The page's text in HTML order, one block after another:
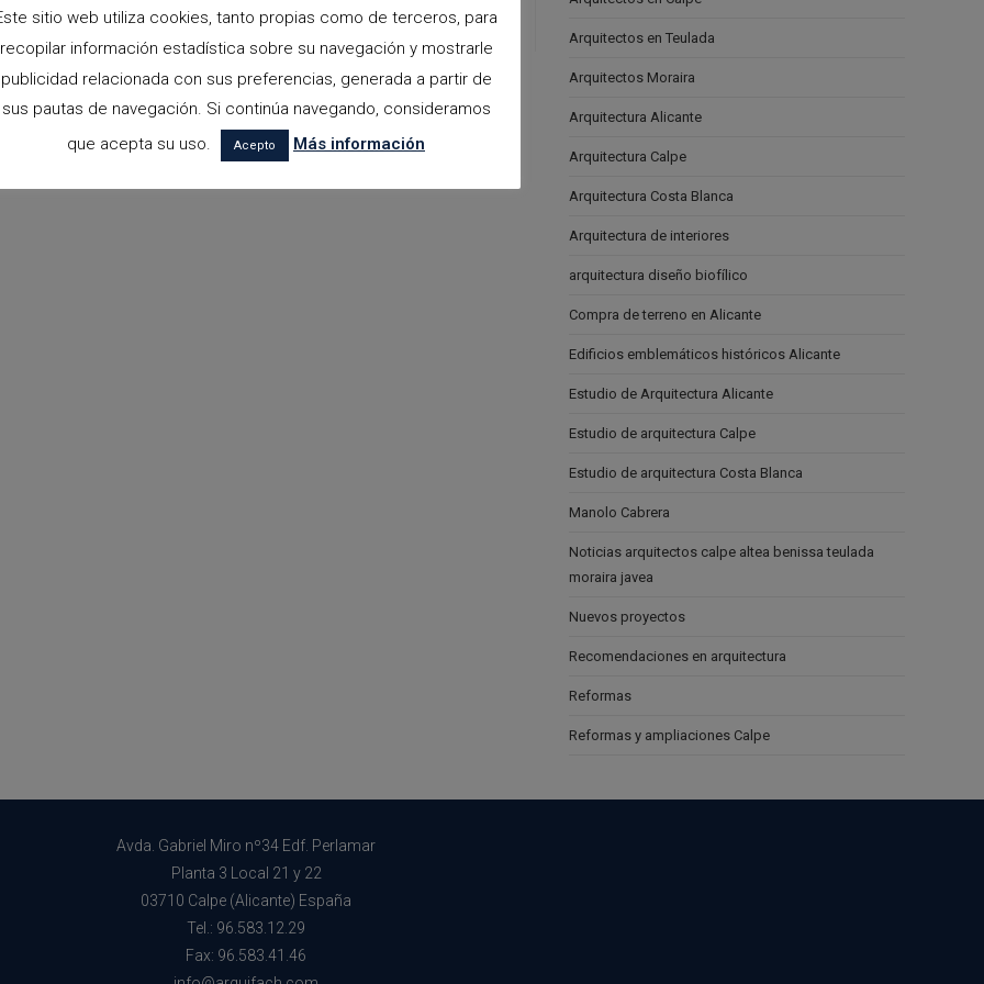
Arquitectos en Teulada
Arquitectos Moraira
Arquitectura Alicante
Arquitectura Calpe
Arquitectura Costa Blanca
Arquitectura de interiores
arquitectura diseño biofílico
Compra de terreno en Alicante
Edificios emblemáticos históricos Alicante
Estudio de Arquitectura Alicante
Estudio de arquitectura Calpe
Estudio de arquitectura Costa Blanca
Manolo Cabrera
Noticias arquitectos calpe altea benissa teulada
moraira javea
Nuevos proyectos
Recomendaciones en arquitectura
Reformas
Reformas y ampliaciones Calpe
Avda. Gabriel Miro nº34 Edf. Perlamar
Planta 3 Local 21 y 22
03710 Calpe (Alicante) España
Tel.: 96.583.12.29
Fax: 96.583.41.46
sitio web utiliza cookies, tanto propias como de terceros, para
recopilar información estadística sobre su navegación y mostrarle
publicidad relacionada con sus preferencias, generada a partir de
sus pautas de navegación. Si continúa navegando, consideramos
que acepta su uso.
Acepto Más información